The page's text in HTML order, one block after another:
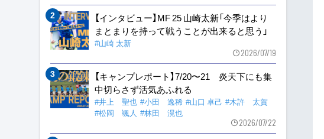
【インタビュー】MF 25 山崎太新「今季はより
まとまりを持って戦うことが出来ると思う」
#山崎 太新
2026/07/19
【キャンプレポート】7/20〜21 炎天下にも集
中切らさず活気あふれる
#井上 聖也 #小田 逸稀 #山口 卓己 #木許 太賀
#松岡 颯人 #林田 滉也
2026/07/22